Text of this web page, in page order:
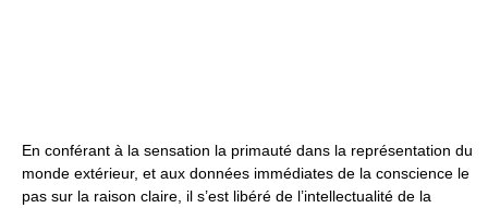
En conférant à la sensation la primauté dans la représentation du
monde extérieur, et aux données immédiates de la conscience le
pas sur la raison claire, il s’est libéré de l’intellectualité de la